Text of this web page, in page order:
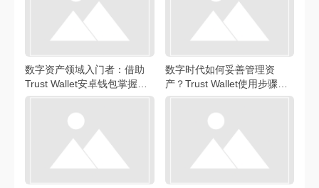
数字资产领域入门者：借助
Trust Wallet安卓钱包掌握资
产管理技巧的重要步骤
数字时代如何妥善管理资
产？Trust Wallet使用步骤大
揭秘